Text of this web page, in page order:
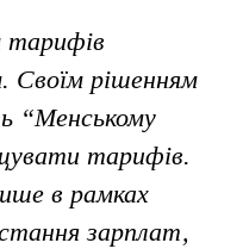
тарифів
Своїм рішенням
“Менському
тарифів.
в рамках
зарплат,